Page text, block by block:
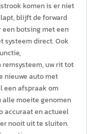
komen is er niet
blijft de forward
botsing met een
systeem direct. Ook
uw rit tot
nieuwe auto met
een afspraak om
alle moeite genomen
accuraat en actueel
nooit uit te sluiten.